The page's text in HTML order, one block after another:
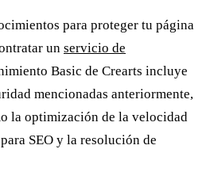
para proteger tu página
un servicio de
Basic de Crearts incluye
mencionadas anteriormente,
la optimización de la velocidad
SEO y la resolución de